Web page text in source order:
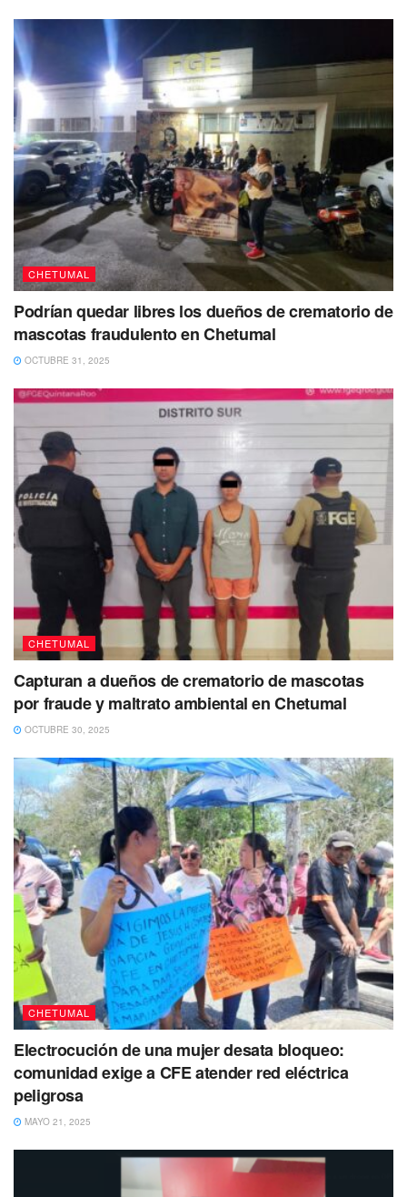
instituciones a concertar con los manifestantes llevó al
paro total.
Dado lo anterior,se espera que las instalaciones sean
liberadas hasta que se tengan resultados favorables a
nivel central.
Te puede interesar Leer
CHETUMAL
Podrían quedar libres los dueños de crematorio de
mascotas fraudulento en Chetumal
OCTUBRE 31, 2025
CHETUMAL
Capturan a dueños de crematorio de mascotas
por fraude y maltrato ambiental en Chetumal
OCTUBRE 30, 2025
CHETUMAL
Electrocución de una mujer desata bloqueo:
comunidad exige a CFE atender red eléctrica
peligrosa
MAYO 21, 2025